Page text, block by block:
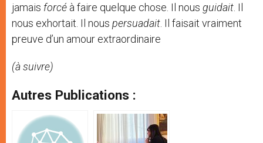
jamais forcé à faire quelque chose. Il nous guidait . Il
nous exhortait. Il nous persuadait . Il faisait vraiment
preuve d’un amour extraordinaire
(à suivre)
Autres Publications :